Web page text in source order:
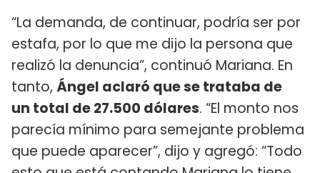
“La demanda, de continuar, podría ser por
estafa, por lo que me dijo la persona que
realizó la denuncia”, continuó Mariana. En
tanto, Ángel aclaró que se trataba de
un total de 27.500 dólares. “El monto nos
parecía mínimo para semejante problema
que puede aparecer”, dijo y agregó: “Todo